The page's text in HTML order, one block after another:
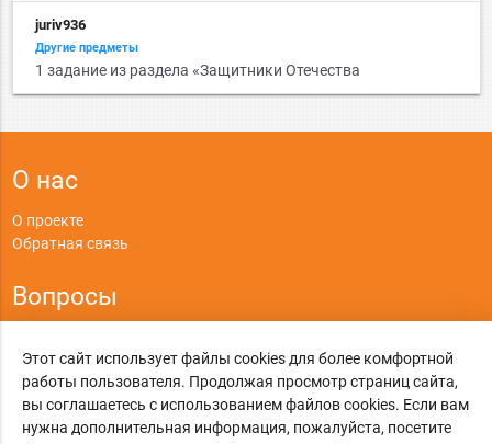
juriv936
Другие предметы
1 задание из раздела «Защитники Отечества
О нас
О проекте
Обратная связь
Вопросы
Политика конфиденциальности
©Online-Otvet.ru, 2012-2026
Этот сайт использует файлы cookies для более комфортной
работы пользователя. Продолжая просмотр страниц сайта,
вы соглашаетесь с использованием файлов cookies. Если вам
нужна дополнительная информация, пожалуйста, посетите